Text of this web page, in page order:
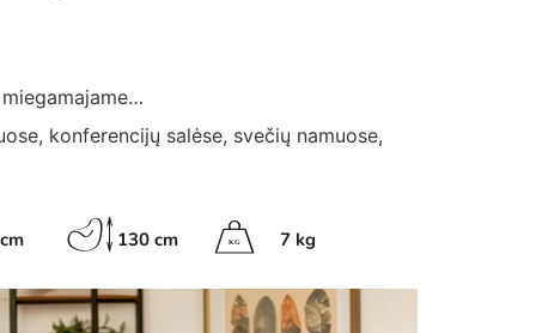
konferencijų salėse, svečių namuose,
130 cm KG 7 kg